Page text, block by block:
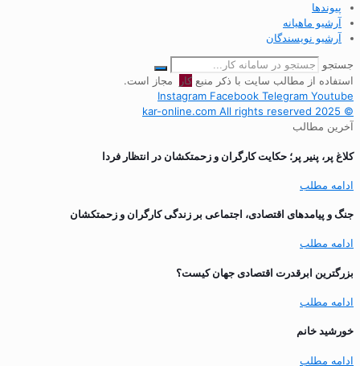
پیوندها
آرشیو ماهیانه
آرشیو نویسندگان
جستجو
استفاده از مطالب سایت با ذکر منبعکار
مجاز است.
Instagram Facebook Telegram Youtube
© 2025 kar-online.com All rights reserved
آخرین مطالب
کلاغ پر، پنیر پر؛ حکایت کارگران و زحمتکشان در انتظار فردا
ادامه مطلب
جنگ و پیامدهای اقتصادی، اجتماعی بر زندگی کارگران و زحمتکشان
ادامه مطلب
بزرگترین ابرقدرت اقتصادی جهان کیست؟
ادامه مطلب
خورشید خانم
ادامه مطلب